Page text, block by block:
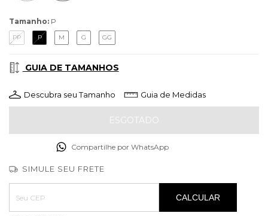
Tamanho: P
PP P M G GG
GUIA DE TAMANHOS
Descubra seu Tamanho Guia de Medidas
Compartilhe por WhatsApp
SIMULE SEU FRETE
Entregas para o CEP:
ALTERAR CEP
CALCULAR